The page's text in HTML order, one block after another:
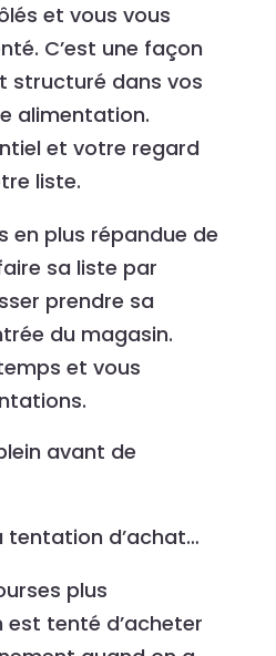
et vous vous
C’est une façon
structuré dans vos
alimentation.
et votre regard
liste.
en plus répandue de
sa liste par
prendre sa
du magasin.
et vous
avant de
tentation d’achat…
plus
est tenté d’acheter